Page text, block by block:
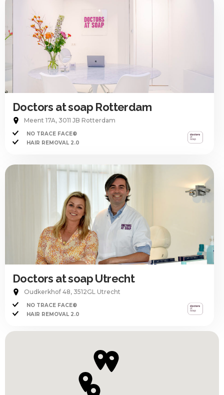
Doctors at soap Rotterdam
Meent 17A, 3011 JB Rotterdam
NO TRACE FACE®
HAIR REMOVAL 2.0
Doctors at soap Utrecht
Oudkerkhof 48, 3512GL Utrecht
NO TRACE FACE®
HAIR REMOVAL 2.0